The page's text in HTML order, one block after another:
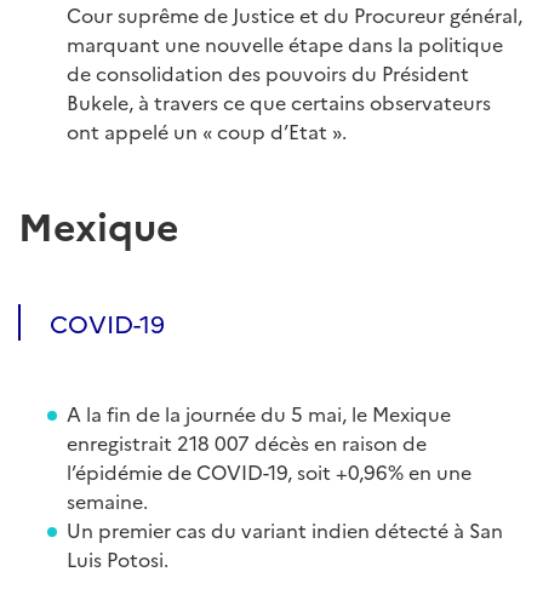
Cour suprême de Justice et du Procureur général,
marquant une nouvelle étape dans la politique
de consolidation des pouvoirs du Président
Bukele, à travers ce que certains observateurs
ont appelé un « coup d’Etat ».
Mexique
COVID-19
A la fin de la journée du 5 mai, le Mexique
enregistrait 218 007 décès en raison de
l’épidémie de COVID-19, soit +0,96% en une
semaine.
Un premier cas du variant indien détecté à San
Luis Potosi.